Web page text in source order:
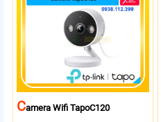
CAmera Wifi TapoC120